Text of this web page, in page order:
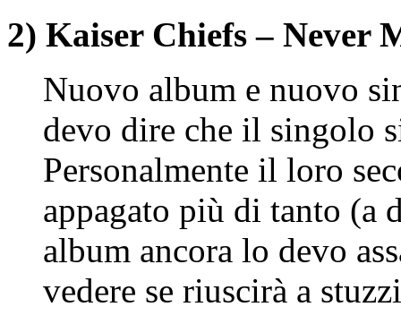
2) Kaiser Chiefs – Never
Nuovo album e nuovo
devo dire che il singolo
Personalmente il loro
appagato più di tanto (a
album ancora lo devo
vedere se riuscirà a